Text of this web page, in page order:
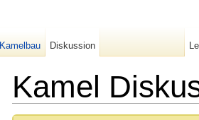
Kamel
Kamelbau Diskussion